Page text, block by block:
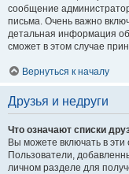
сообщение
письма. Очень важно
детальная информация
сможет в этом случае
Вернуться к началу
Друзья и недруги
Что означают списки
Вы можете включать в эти
Пользователи,
личном разделе для